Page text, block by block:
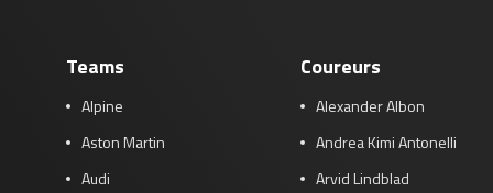
Teams
Alpine
Aston Martin
Audi
Coureurs
Alexander Albon
Andrea Kimi Antonelli
Arvid Lindblad